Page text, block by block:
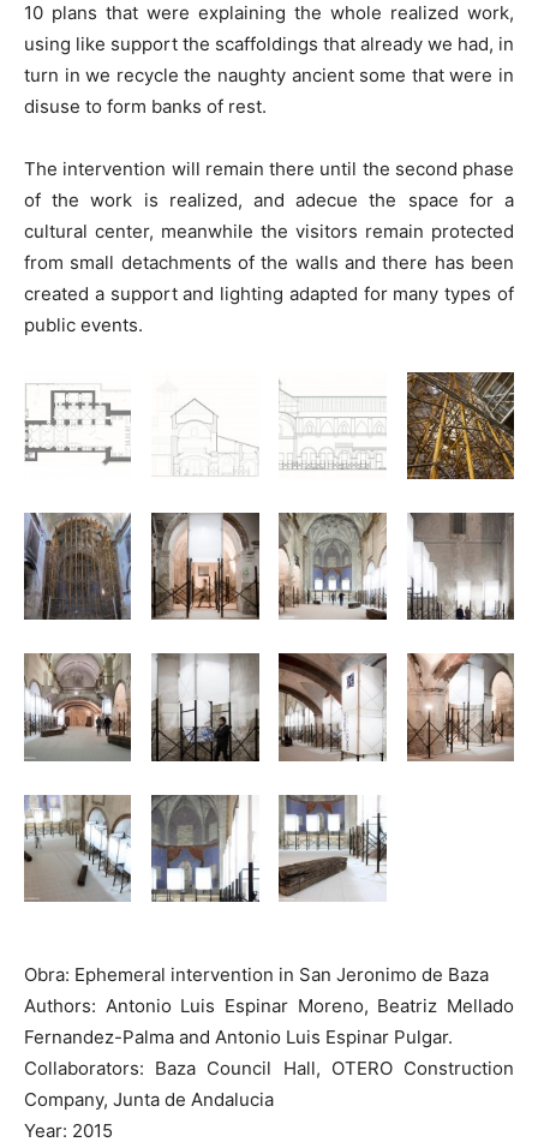
10 plans that were explaining the whole realized work,
using like support the scaffoldings that already we had, in
turn in we recycle the naughty ancient some that were in
disuse to form banks of rest.
The intervention will remain there until the second phase
of the work is realized, and adecue the space for a
cultural center, meanwhile the visitors remain protected
from small detachments of the walls and there has been
created a support and lighting adapted for many types of
public events.
Obra: Ephemeral intervention in San Jeronimo de Baza
Authors: Antonio Luis Espinar Moreno, Beatriz Mellado
Fernandez-Palma and Antonio Luis Espinar Pulgar.
Collaborators: Baza Council Hall, OTERO Construction
Company, Junta de Andalucia
Year: 2015